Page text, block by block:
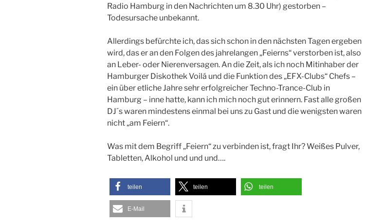
Radio Hamburg in den Nachrichten um 8.30 Uhr) gestorben –
Todesursache unbekannt.
Allerdings befürchte ich, das sich schon in den nächsten Tagen ergeben
wird, das er an den Folgen des jahrelangen „Feierns“ verstorben ist, also
an Leber- oder Nierenversagen. An die Zeit, als ich noch Mitinhaber der
Hamburger Diskothek Voilá und die Funktion des „EFX-Clubs“ Chefs –
ein über etliche Jahre sehr erfolgreicher Techno-Trance-Club in
Hamburg – inne hatte, kann ich mich noch gut erinnern. Fast alle großen
DJ´s waren mindestens einmal bei uns zu Gast und die wenigsten waren
nicht „am Feiern“.
Was mit dem Begriff „Feiern“ zu verbinden ist, fragt Ihr? Weißes Pulver,
Tabletten, Alkohol und und und….
teilen teilen teilen
E-Mail